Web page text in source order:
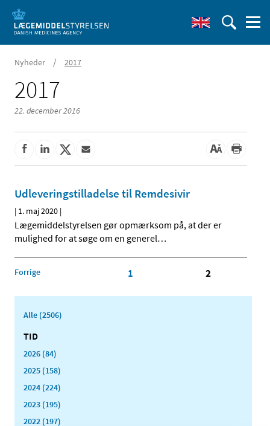
Nyheder / 2017
2017
22. december 2016
Udleveringstilladelse til Remdesivir
| 1. maj 2020 |
Lægemiddelstyrelsen gør opmærksom på, at der er
mulighed for at søge om en generel…
Forrige 1 2
Alle (2506)
TID
2026 (84)
2025 (158)
2024 (224)
2023 (195)
2022 (197)